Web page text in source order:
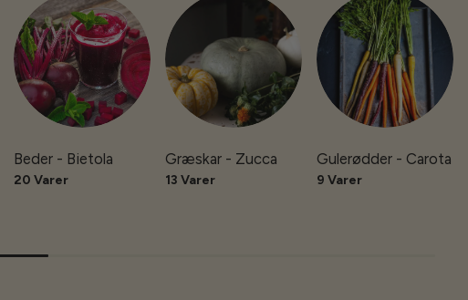
Beder - Bietola
20 Varer
Græskar - Zucca
13 Varer
Gulerødder - Carota
9 Varer